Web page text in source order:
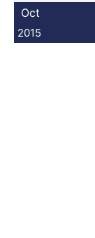
Oct
2015